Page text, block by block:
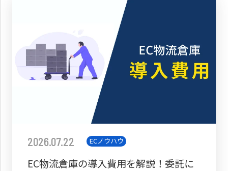
2026.07.22 ECノウハウ
EC物流倉庫の導入費用を解説！委託に